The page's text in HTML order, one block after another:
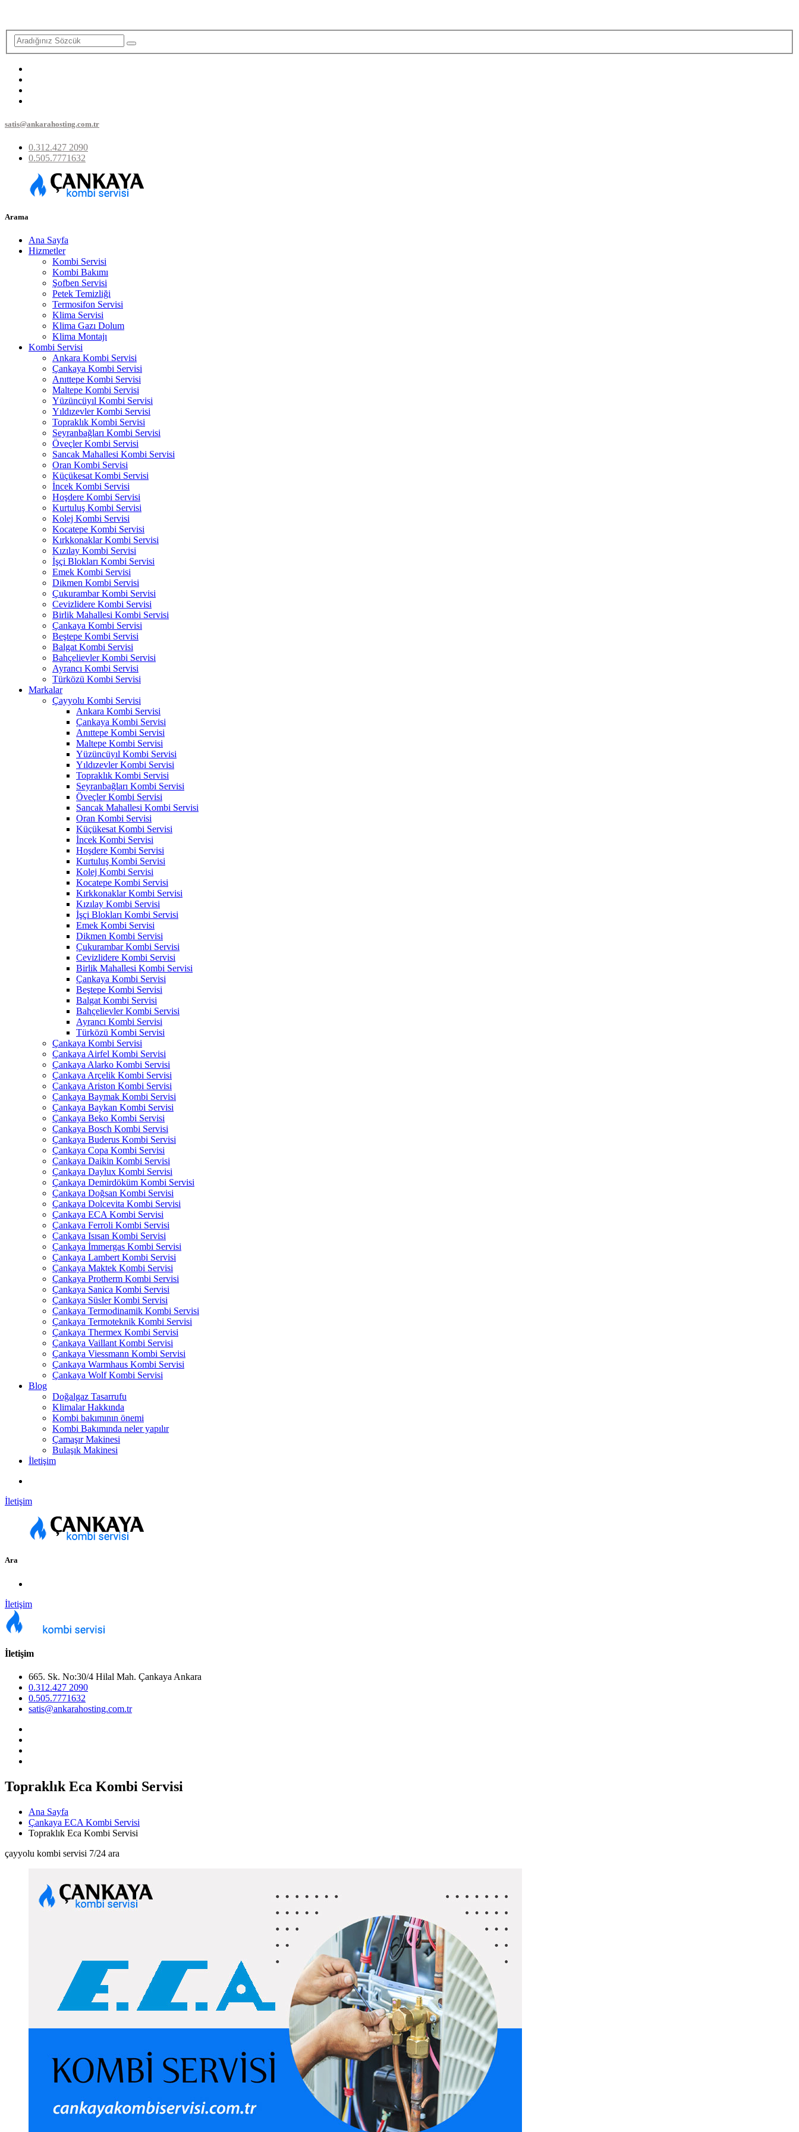
satis@ankarahosting.com.tr
0.312.427 2090
0.505.7771632
Arama
Ana Sayfa
Hizmetler
Kombi Servisi
Kombi Bakımı
Şofben Servisi
Petek Temizliği
Termosifon Servisi
Klima Servisi
Klima Gazı Dolum
Klima Montajı
Kombi Servisi
Ankara Kombi Servisi
Çankaya Kombi Servisi
Anıttepe Kombi Servisi
Maltepe Kombi Servisi
Yüzüncüyıl Kombi Servisi
Yıldızevler Kombi Servisi
Topraklık Kombi Servisi
Seyranbağları Kombi Servisi
Öveçler Kombi Servisi
Sancak Mahallesi Kombi Servisi
Oran Kombi Servisi
Küçükesat Kombi Servisi
İncek Kombi Servisi
Hoşdere Kombi Servisi
Kurtuluş Kombi Servisi
Kolej Kombi Servisi
Kocatepe Kombi Servisi
Kırkkonaklar Kombi Servisi
Kızılay Kombi Servisi
İşçi Blokları Kombi Servisi
Emek Kombi Servisi
Dikmen Kombi Servisi
Çukurambar Kombi Servisi
Cevizlidere Kombi Servisi
Birlik Mahallesi Kombi Servisi
Çankaya Kombi Servisi
Beştepe Kombi Servisi
Balgat Kombi Servisi
Bahçelievler Kombi Servisi
Ayrancı Kombi Servisi
Türközü Kombi Servisi
Markalar
Çayyolu Kombi Servisi
Ankara Kombi Servisi
Çankaya Kombi Servisi
Anıttepe Kombi Servisi
Maltepe Kombi Servisi
Yüzüncüyıl Kombi Servisi
Yıldızevler Kombi Servisi
Topraklık Kombi Servisi
Seyranbağları Kombi Servisi
Öveçler Kombi Servisi
Sancak Mahallesi Kombi Servisi
Oran Kombi Servisi
Küçükesat Kombi Servisi
İncek Kombi Servisi
Hoşdere Kombi Servisi
Kurtuluş Kombi Servisi
Kolej Kombi Servisi
Kocatepe Kombi Servisi
Kırkkonaklar Kombi Servisi
Kızılay Kombi Servisi
İşçi Blokları Kombi Servisi
Emek Kombi Servisi
Dikmen Kombi Servisi
Çukurambar Kombi Servisi
Cevizlidere Kombi Servisi
Birlik Mahallesi Kombi Servisi
Çankaya Kombi Servisi
Beştepe Kombi Servisi
Balgat Kombi Servisi
Bahçelievler Kombi Servisi
Ayrancı Kombi Servisi
Türközü Kombi Servisi
Çankaya Kombi Servisi
Çankaya Airfel Kombi Servisi
Çankaya Alarko Kombi Servisi
Çankaya Arçelik Kombi Servisi
Çankaya Ariston Kombi Servisi
Çankaya Baymak Kombi Servisi
Çankaya Baykan Kombi Servisi
Çankaya Beko Kombi Servisi
Çankaya Bosch Kombi Servisi
Çankaya Buderus Kombi Servisi
Çankaya Copa Kombi Servisi
Çankaya Daikin Kombi Servisi
Çankaya Daylux Kombi Servisi
Çankaya Demirdöküm Kombi Servisi
Çankaya Doğsan Kombi Servisi
Çankaya Dolcevita Kombi Servisi
Çankaya ECA Kombi Servisi
Çankaya Ferroli Kombi Servisi
Çankaya Isısan Kombi Servisi
Çankaya İmmergas Kombi Servisi
Çankaya Lambert Kombi Servisi
Çankaya Maktek Kombi Servisi
Çankaya Protherm Kombi Servisi
Çankaya Sanica Kombi Servisi
Çankaya Süsler Kombi Servisi
Çankaya Termodinamik Kombi Servisi
Çankaya Termoteknik Kombi Servisi
Çankaya Thermex Kombi Servisi
Çankaya Vaillant Kombi Servisi
Çankaya Viessmann Kombi Servisi
Çankaya Warmhaus Kombi Servisi
Çankaya Wolf Kombi Servisi
Blog
Doğalgaz Tasarrufu
Klimalar Hakkında
Kombi bakımının önemi
Kombi Bakımında neler yapılır
Çamaşır Makinesi
Bulaşık Makinesi
İletişim
İletişim
Ara
İletişim
İletişim
665. Sk. No:30/4 Hilal Mah. Çankaya Ankara
0.312.427 2090
0.505.7771632
satis@ankarahosting.com.tr
Topraklık Eca Kombi Servisi
Ana Sayfa
Çankaya ECA Kombi Servisi
Topraklık Eca Kombi Servisi
çayyolu kombi servisi 7/24 ara